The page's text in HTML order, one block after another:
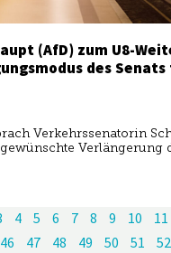
(AfD) zum U8-
des
Verkehrssenatorin
Verlängerung
4 5 6 7 8 9 10 11
46 47 48 49 50 51 52